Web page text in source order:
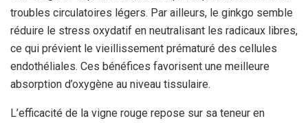
troubles circulatoires légers. Par ailleurs, le ginkgo semble
réduire le stress oxydatif en neutralisant les radicaux libres,
ce qui prévient le vieillissement prématuré des cellules
endothéliales. Ces bénéfices favorisent une meilleure
absorption d’oxygène au niveau tissulaire.
L’efficacité de la vigne rouge repose sur sa teneur en